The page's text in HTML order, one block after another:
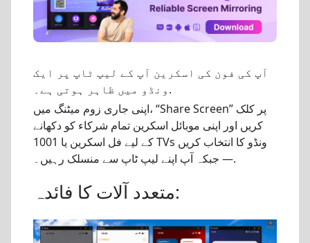
آپ کی فون کی اسکرین آپ کے لیپ ٹاپ پر ایک
ونڈو میں ظاہر ہوتی ہے۔.
اپنی جاری زوم میٹنگ میں، “Share Screen” پر کلک
کریں اور اپنی موبائل اسکرین تمام شرکاء کو دکھانے
کے لیے فل اسکرین یا 1001 TVs ونڈو کا انتخاب کریں
— جبکہ آپ اپنے لیپ ٹاپ سے منسلک رہیں۔.
متعدد آلات کا فائدہ: